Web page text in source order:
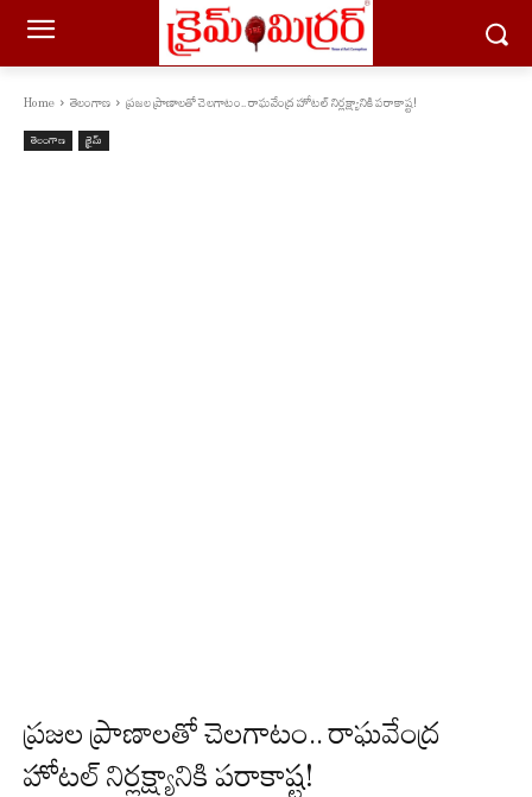
Home తెలంగాణ ప్రజల ప్రాణాలతో చెలగాటం.. రాఘవేంద్ర హోటల్ నిర్లక్ష్యానికి పరాకాష్ట!
తెలంగాణ క్రైమ్
ప్రజల ప్రాణాలతో చెలగాటం.. రాఘవేంద్ర
హోటల్ నిర్లక్ష్యానికి పరాకాష్ట!